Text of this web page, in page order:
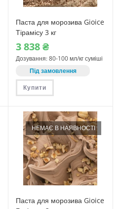
Паста для морозива Gioice
Тірамісу 3 кг
3‎ 838₴
Дозування: 80-100 мл/кг суміші
Під замовлення
Купити
НЕМАЄ В НАЯВНОСТІ
Паста для морозива Gioice